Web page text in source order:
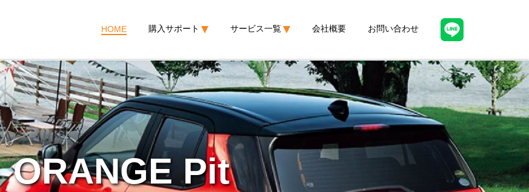
HOME 購入サポート サービス一覧 会社概要 お問い合わせ
ORANGE Pit